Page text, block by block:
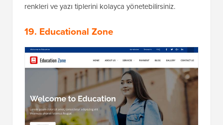
renkleri ve yazı tiplerini kolayca yönetebilirsiniz.
19. Educational Zone